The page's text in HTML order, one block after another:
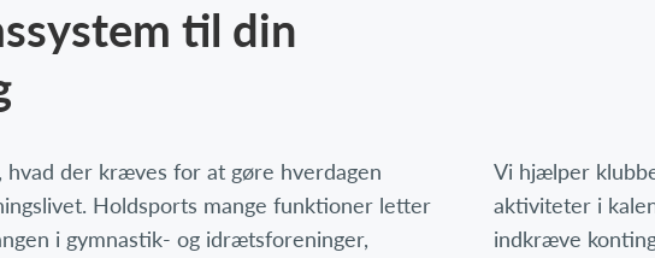
til din
hvad der kræves for at gøre hverdagen
Holdsports mange funktioner letter
i gymnastik- og idrætsforeninger,
Vi hjælper
aktiviteter i
indkræve